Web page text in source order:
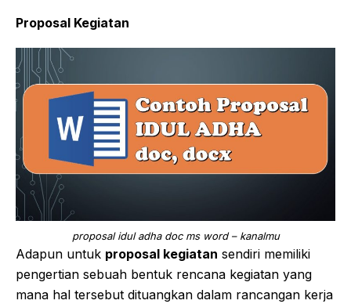
Proposal Kegiatan
proposal idul adha doc ms word – kanalmu
Adapun untuk proposal kegiatan sendiri memiliki
pengertian sebuah bentuk rencana kegiatan yang
mana hal tersebut dituangkan dalam rancangan kerja